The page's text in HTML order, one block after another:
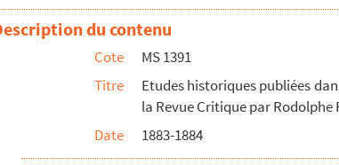
du contenu
Cote
MS 1391
Titre
Etudes historiques publiées
la Revue Critique par Rodolphe
Date
1883-1884